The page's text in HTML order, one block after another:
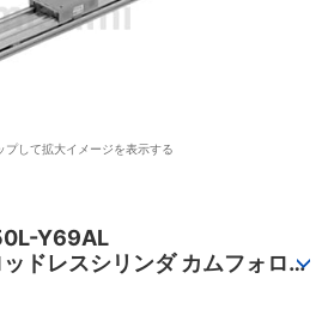
プして拡大イメージを表示する
Y69AL
ドレスシリンダ カムフォロア
ズ